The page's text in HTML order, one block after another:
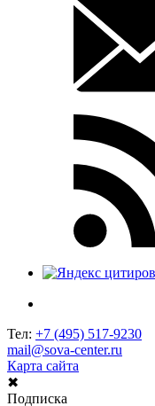
Тел: +7 (495) 517-9230
mail@sova-center.ru
Карта сайта
✖
Подписка